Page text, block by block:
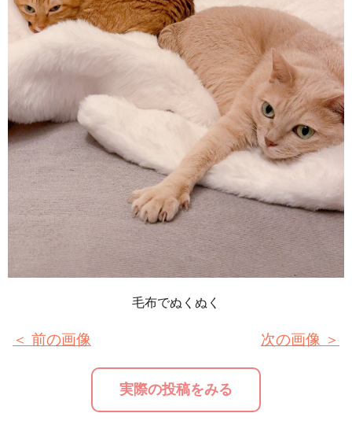
毛布でぬくぬく
＜ 前の画像
実際の投稿をみる
次の画像 ＞